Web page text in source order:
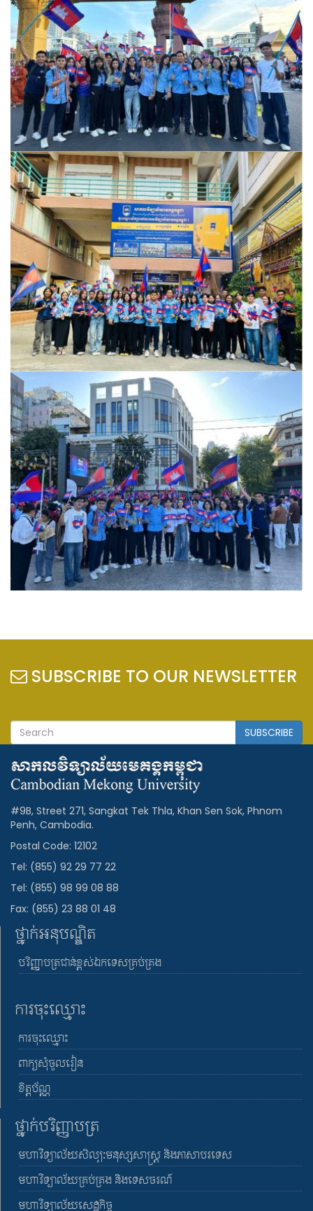
SUBSCRIBE TO OUR NEWSLETTER
SUBSCRIBE
#9B, Street 271, Sangkat Tek Thla, Khan Sen Sok, Phnom
Penh, Cambodia.
Postal Code: 12102
Tel: (855) 92 29 77 22
Tel: (855) 98 99 08 88
Fax: (855) 23 88 01 48
ថ្នាក់អនុបណ្ឌិត
បរិញ្ញាបត្រជាន់ខ្ពស់ឯកទេសគ្រប់គ្រង
ការចុះឈ្មោះ
ការចុះឈ្មោះ
ពាក្យសុំចូលរៀន
ខិត្តប័ណ្ណ
ថ្នាក់បរិញ្ញាបត្រ
មហាវិទ្យាល័យសិល្បៈមនុស្សសាស្រ្ត និងភាសាបរទេស
មហាវិទ្យាល័យគ្រប់គ្រង និងទេសចរណ៍
មហាវិទ្យាល័យសេដ្ឋកិច្ច